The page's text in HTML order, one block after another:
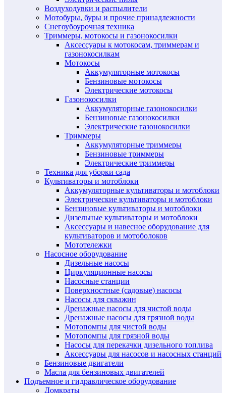
Воздуходувки и распылители
Мотобуры, буры и прочие принадлежности
Снегоубоурочная техника
Триммеры, мотокосы и газонокосилки
Аксессуары к мотокосам, триммерам и
газонокосилкам
Мотокосы
Аккумуляторные мотокосы
Бензиновые мотокосы
Электрические мотокосы
Газонокосилки
Аккумуляторные газонокосилки
Бензиновые газонокосилки
Электрические газонокосилки
Триммеры
Аккумуляторные триммеры
Бензиновые триммеры
Электрические триммеры
Техника для уборки сада
Культиваторы и мотоблоки
Аккумуляторные культиваторы и мотоблоки
Электрические культиваторы и мотоблоки
Бензиновые культиваторы и мотоблоки
Дизельные культиваторы и мотоблоки
Аксессуары и навесное оборудование для
культиваторов и мотоболоков
Мототележки
Насосное оборудование
Дизельные насосы
Циркуляционные насосы
Насосные станции
Поверхностные (садовые) насосы
Насосы для скважин
Дренажные насосы для чистой воды
Дренажные насосы для грязной воды
Мотопомпы для чистой воды
Мотопомпы для грязной воды
Насосы для перекачки дизельного топлива
Аксессуары для насосов и насосных станций
Бензиновые двигатели
Масла для бензиновых двигателей
Подъемное и гидравлическое оборудование
Домкраты